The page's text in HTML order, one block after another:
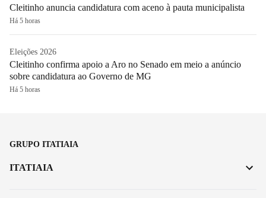
Cleitinho anuncia candidatura com aceno à pauta municipalista
Há 5 horas
Eleições 2026
Cleitinho confirma apoio a Aro no Senado em meio a anúncio
sobre candidatura ao Governo de MG
Há 5 horas
GRUPO ITATIAIA
ITATIAIA